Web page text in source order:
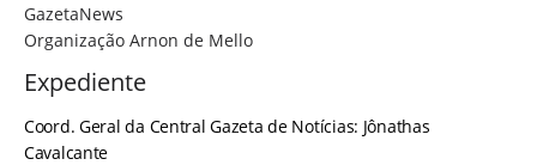
GazetaNews
Organização Arnon de Mello
Expediente
Coord. Geral da Central Gazeta de Notícias: Jônathas
Cavalcante